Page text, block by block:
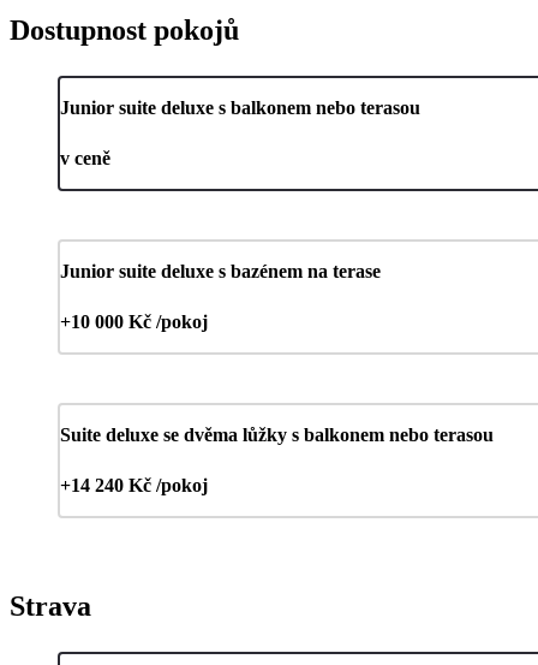
Dostupnost pokojů
Junior suite deluxe s balkonem nebo terasou
v ceně
Junior suite deluxe s bazénem na terase
+10 000 Kč /pokoj
Suite deluxe se dvěma lůžky s balkonem nebo terasou
+14 240 Kč /pokoj
Strava